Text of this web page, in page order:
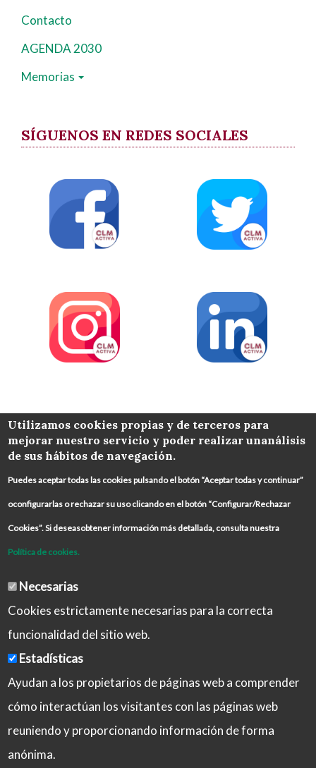
Contacto
AGENDA 2030
Memorias
SÍGUENOS EN REDES SOCIALES
COLABORA
Utilizamos cookies propias y de terceros para
mejorar nuestro servicio y poder realizar unanálisis
de sus hábitos de navegación.
Puedes aceptar todas las cookies pulsando el botón “Aceptar todas y continuar”
oconfigurarlas o rechazar su uso clicando en el botón “Configurar/Rechazar
Cookies”. Si deseasobtener información más detallada, consulta nuestra
Política de cookies.
Necesarias
Cookies estrictamente necesarias para la correcta
funcionalidad del sitio web.
Estadísticas
Ayudan a los propietarios de páginas web a comprender
cómo interactúan los visitantes con las páginas web
reuniendo y proporcionando información de forma
anónima.